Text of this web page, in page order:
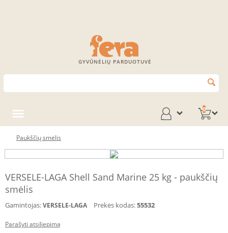
GYVŪNĖLIŲ PARDUOTUVĖ
0
Paukščių smėlis
VERSELE-LAGA Shell Sand Marine 25 kg - paukščių
smėlis
Gamintojas:VERSELE-LAGA Prekės kodas:55532
Parašyti atsiliepimą